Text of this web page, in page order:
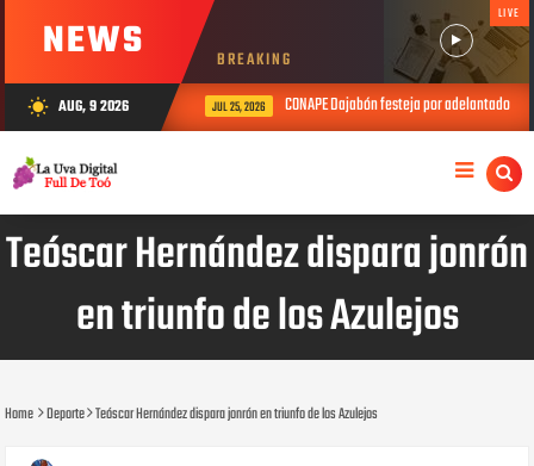
NEWS BREAKING
LIVE
wb_sunny AUG, 9 2026 JUL 25, 2026 CONAPE Dajabón festeja por adelantado el
Teóscar Hernández dispara jonrón
en triunfo de los Azulejos
Home Deporte Teóscar Hernández dispara jonrón en triunfo de los Azulejos